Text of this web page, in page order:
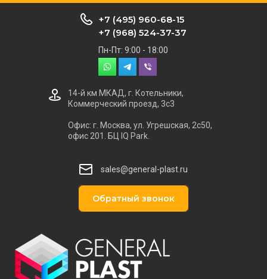
+7 (495) 960-68-15
+7 (968) 524-37-37
Пн-Пт: 9:00 - 18:00
14-й км МКАД, г. Котельники,
Коммерческий проезд, 3с3
Офис: г. Москва, ул. Угрешская, 2с50,
офис 201. БЦ IQ Park.
sales@general-plast.ru
Обратный звонок